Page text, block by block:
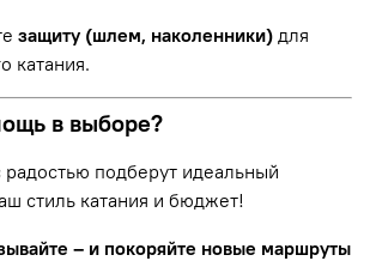
защиту (шлем, наколенники) для
катания.
в выборе?
подберут идеальный
стиль катания и бюджет!
– и покоряйте новые маршруты